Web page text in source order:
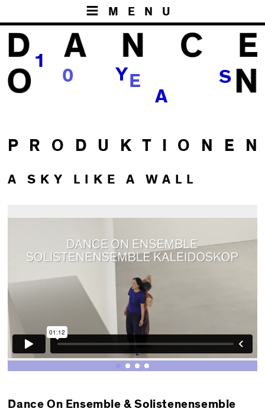
MENU
1
0 Y E
A
S
P R O D U K T I O N E N
A SKY LIKE A WALL
Dance On Ensemble &Solistenensemble